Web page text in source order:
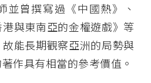
並曾撰寫過《中國熱》、
港與東南亞的金權遊戲》等
能長期觀察亞洲的局勢與
作具有相當的參考價值。